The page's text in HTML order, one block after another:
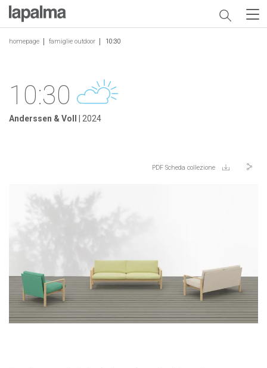
homepage famiglie outdoor 10:30
10:30
Anderssen & Voll | 2024
PDF Scheda collezione